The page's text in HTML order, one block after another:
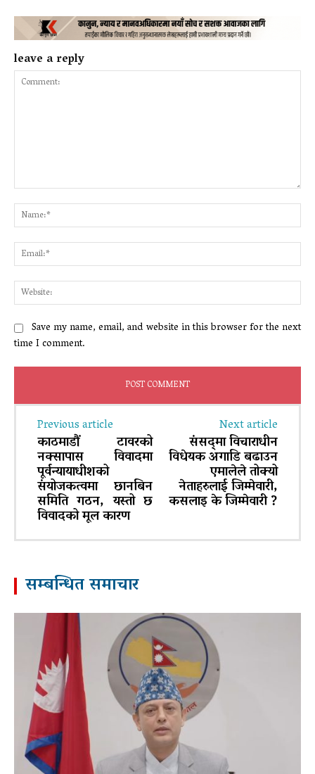
leave a reply
Save my name, email, and website in this browser for the next
time I comment.
Previous article
काठमाडौं टावरको
नक्सापास विवादमा
पूर्वन्यायाधीशको
संयोजकत्वमा छानबिन
समिति गठन, यस्तो छ
विवादको मूल कारण
Next article
संसद्‌मा विचाराधीन
विधेयक अगाडि बढाउन
एमालेले तोक्यो
नेताहरुलाई जिम्मेवारी,
कसलाइ के जिम्मेवारी ?
सम्बन्धित समाचार